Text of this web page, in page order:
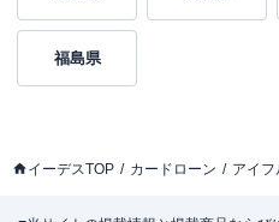
福島県
イーデスTOP カードローン アイフ